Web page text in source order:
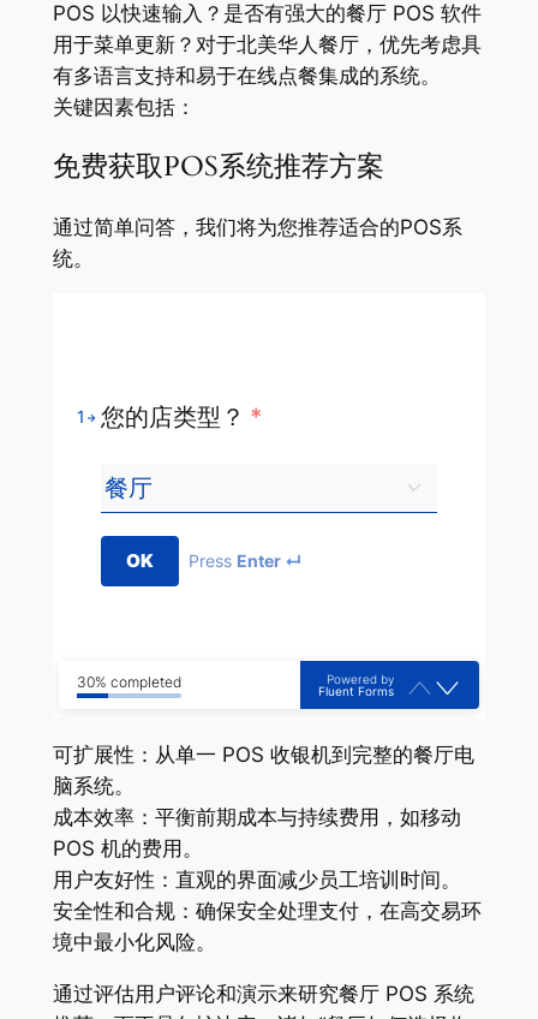
POS 以快速输入？是否有强大的餐厅 POS 软件
用于菜单更新？对于北美华人餐厅，优先考虑具
有多语言支持和易于在线点餐集成的系统。
关键因素包括：
免费获取POS系统推荐方案
通过简单问答，我们将为您推荐适合的POS系
统。
1 您的店类型？ *
OK Press Enter ↵
30% completed
Powered by
Fluent Forms
可扩展性：从单一 POS 收银机到完整的餐厅电
脑系统。
成本效率：平衡前期成本与持续费用，如移动
POS 机的费用。
用户友好性：直观的界面减少员工培训时间。
安全性和合规：确保安全处理支付，在高交易环
境中最小化风险。
通过评估用户评论和演示来研究餐厅 POS 系统